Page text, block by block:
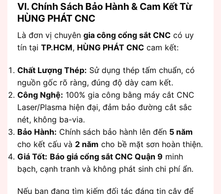
VI. Chính Sách Bảo Hành & Cam Kết Từ
HÙNG PHÁT CNC
Là đơn vị chuyên gia công cổng sắt CNC có uy
tín tại TP.HCM, HÙNG PHÁT CNC cam kết:
Chất Lượng Thép: Sử dụng thép tấm chuẩn, có
nguồn gốc rõ ràng, đúng độ dày cam kết.
Công Nghệ: 100% gia công bằng máy cắt CNC
Laser/Plasma hiện đại, đảm bảo đường cắt sắc
nét, không ba-via.
Bảo Hành: Chính sách bảo hành lên đến 5 năm
cho kết cấu và 2 năm cho bề mặt sơn hoàn thiện.
Giá Tốt: Báo giá cổng sắt CNC Quận 9 minh
bạch, cạnh tranh và không phát sinh chi phí ẩn.
Nếu bạn đang tìm kiếm đối tác đáng tin cậy để